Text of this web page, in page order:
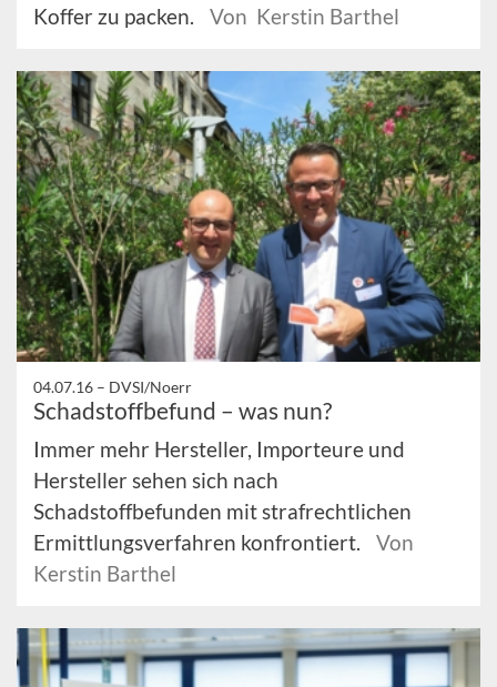
Koffer zu packen.
Von Kerstin Barthel
04.07.16 – DVSI/Noerr
Schadstoffbefund – was nun?
Immer mehr Hersteller, Importeure und
Hersteller sehen sich nach
Schadstoffbefunden mit strafrechtlichen
Ermittlungsverfahren konfrontiert.
Von
Kerstin Barthel